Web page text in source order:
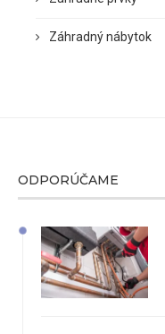
Záhradný nábytok
ODPORÚČAME